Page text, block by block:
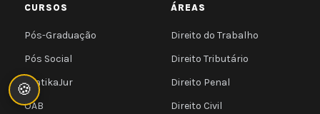
CURSOS
Pós-Graduação
Pós Social
PratikaJur
OAB
ÁREAS
Direito do Trabalho
Direito Tributário
Direito Penal
Direito Civil
🍪